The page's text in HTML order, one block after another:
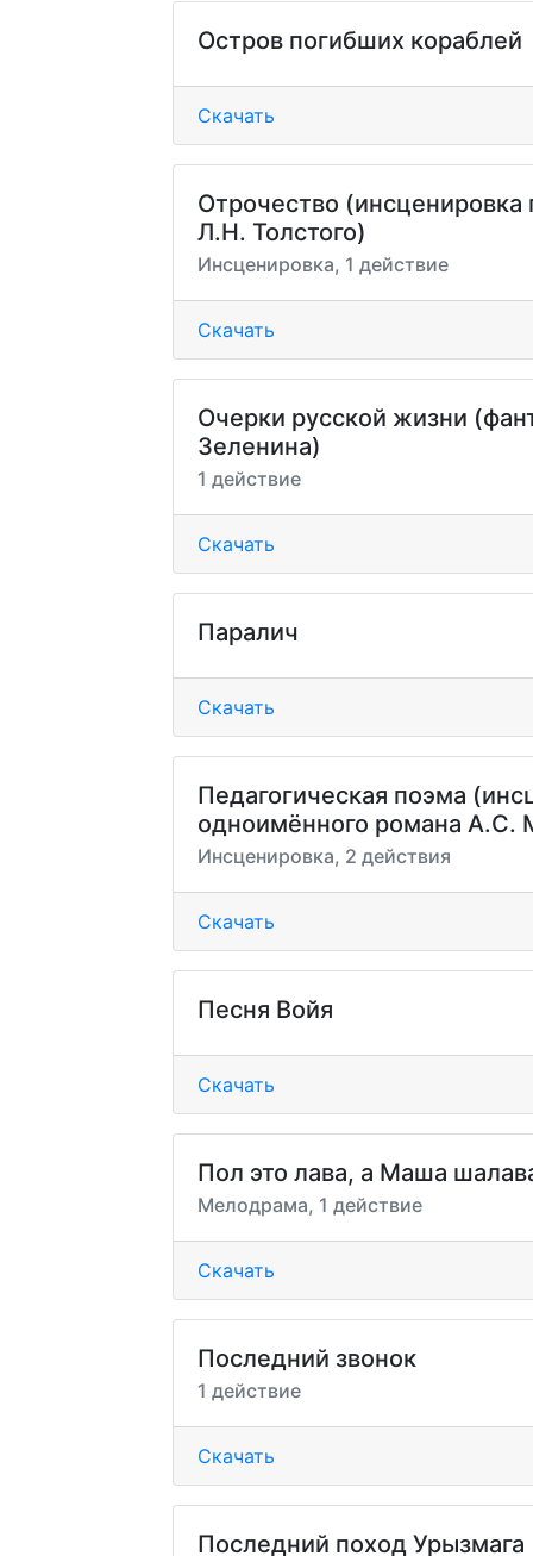
Остров погибших кораблей
Скачать
Отрочество
Л.Н. Толстого)
Инсценировка, 1 действие
Скачать
Очерки русской жизни
Зеленина)
1 действие
Скачать
Паралич
Скачать
Педагогическая поэма
одноимённого романа А.С.
Инсценировка, 2 действия
Скачать
Песня Войя
Скачать
Пол это лава, а Маша
Мелодрама, 1 действие
Скачать
Последний звонок
1 действие
Скачать
Последний поход Урызмага